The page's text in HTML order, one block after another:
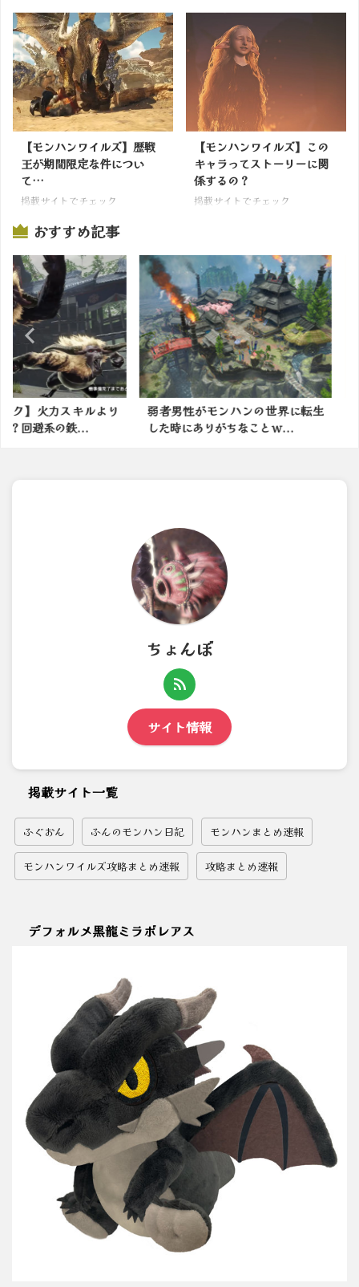
【モンハンワイルズ】歴戦
王が期間限定な件につい
て…
掲載サイトでチェック
【モンハンワイルズ】この
キャラってストーリーに関
係するの？
掲載サイトでチェック
おすすめ記事
キルより
鉄...
弱者男性がモンハンの世界に転生
した時にありがちなことｗ...
初代モンハ
ちょんぼ
サイト情報
掲載サイト一覧
ふぐおん ふんのモンハン日記 モンハンまとめ速報
モンハンワイルズ攻略まとめ速報 攻略まとめ速報
デフォルメ黒龍ミラボレアス